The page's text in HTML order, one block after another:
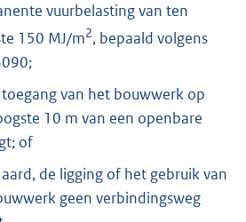
vuurbelasting van ten
150 MJ/m2, bepaald volgens
toegang van het bouwwerk op
10 m van een openbare
of
de ligging of het gebruik van
geen verbindingsweg